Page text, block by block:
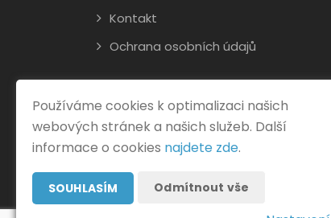
Kontakt
Ochrana osobních údajů
Používáme cookies k optimalizaci našich
webových stránek a našich služeb. Další
informace o cookies najdete zde.
SOUHLASÍM Odmítnout vše